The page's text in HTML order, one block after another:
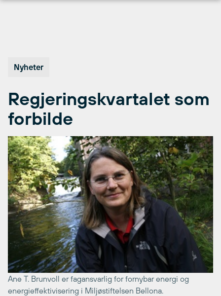
Nyheter
Regjeringskvartalet som
forbilde
Ane T. Brunvoll er fagansvarlig for fornybar energi og
energieffektivisering i Miljøstiftelsen Bellona.